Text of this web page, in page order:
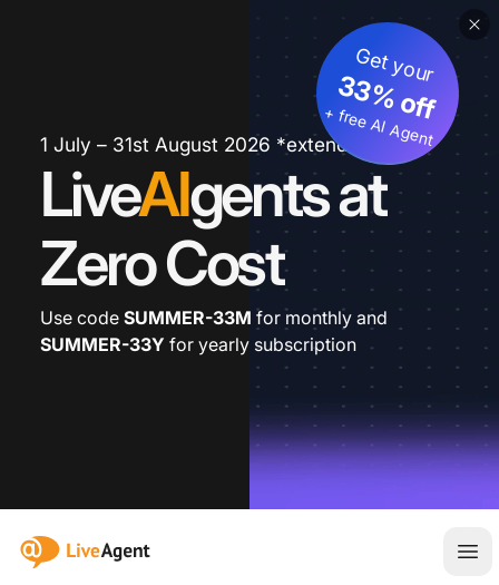
1 July – 31st August 2026 *extended
LiveAIgents at
Zero Cost
Get your
33% off
+ free AI Agent
Use code SUMMER-33M for monthly and
SUMMER-33Y for yearly subscription
:site.title
メ